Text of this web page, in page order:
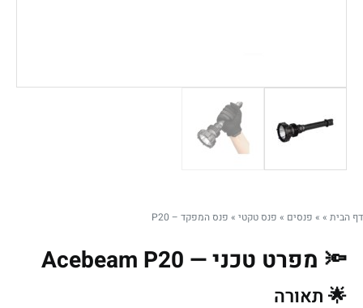
דף הבית »
» פנסים » פנס טקטי » פנס המפקד – P20
🔦 מפרט טכני — Acebeam P20
🌟 תאורה